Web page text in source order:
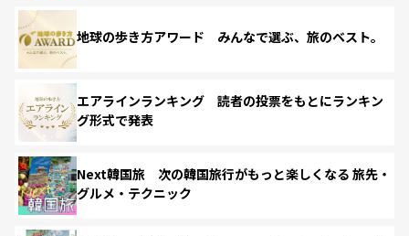
地球の歩き方アワード みんなで選ぶ、旅のベスト。
エアラインランキング 読者の投票をもとにランキン
グ形式で発表
Next韓国旅 次の韓国旅行がもっと楽しくなる 旅先・
グルメ・テクニック